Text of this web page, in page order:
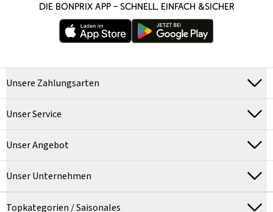
DIE BONPRIX APP – SCHNELL, EINFACH &SICHER
Unsere Zahlungsarten
Unser Service
Unser Angebot
Unser Unternehmen
Topkategorien / Saisonales